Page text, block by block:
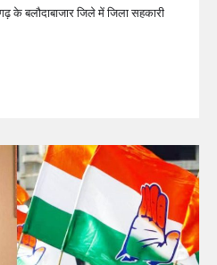
जिले में जिला सहकारी